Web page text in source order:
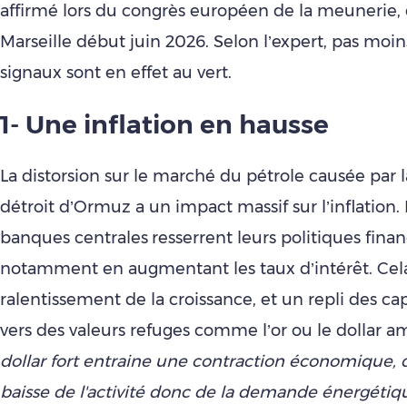
affirmé lors du congrès européen de la meunerie,
Marseille début juin 2026. Selon l’expert, pas
signaux sont en effet au vert.
1- Une inflation en hausse
La distorsion sur le marché du pétrole causée par
détroit d’Ormuz a un impact massif sur l’inflation.
banques centrales resserrent leurs politiques
notamment en augmentant les taux d’intérêt.
ralentissement de la croissance, et un repli des
vers des valeurs refuges comme l’or ou le dollar
dollar fort entraine une contraction économique,
baisse de l'activité donc de la demande